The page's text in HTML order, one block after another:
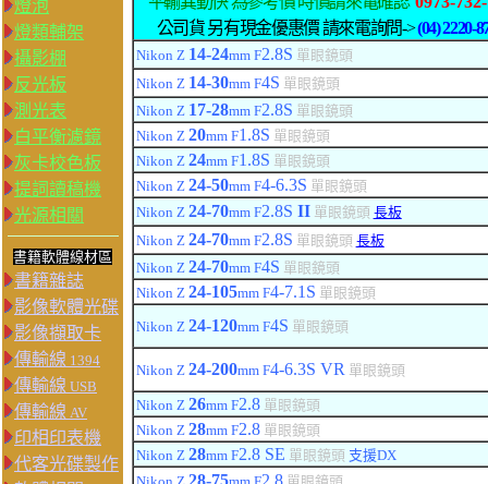
燈泡
燈類輔架
攝影棚
反光板
測光表
白平衡濾鏡
灰卡校色板
提詞讀稿機
光源相關
書籍軟體線材區
書籍雜誌
影像軟體光碟
影像擷取卡
傳輸線 1394
傳輸線 USB
傳輸線 AV
印相印表機
代客光碟製作
公司貨 另有現金優惠價 請來電詢問->(04) 2220-
Nikon Z 14-24mm F2.8S 單眼鏡頭
Nikon Z 14-30mm F4S 單眼鏡頭
Nikon Z 17-28mm F2.8S 單眼鏡頭
Nikon Z 20mm F1.8S 單眼鏡頭
Nikon Z 24mm F1.8S 單眼鏡頭
Nikon Z 24-50mm F4-6.3S 單眼鏡頭
Nikon Z 24-70mm F2.8S II 單眼鏡頭 長板
Nikon Z 24-70mm F2.8S 單眼鏡頭 長板
Nikon Z 24-70mm F4S 單眼鏡頭
Nikon Z 24-105mm F4-7.1 S 單眼鏡頭
Nikon Z 24-120mm F4S 單眼鏡頭
Nikon Z 24-200mm F4-6.3S VR 單眼鏡頭
Nikon Z 26mm F2.8 單眼鏡頭
Nikon Z 28mm F2.8 單眼鏡頭
Nikon Z 28mm F2.8 SE 單眼鏡頭 支援DX
28-75 2.8